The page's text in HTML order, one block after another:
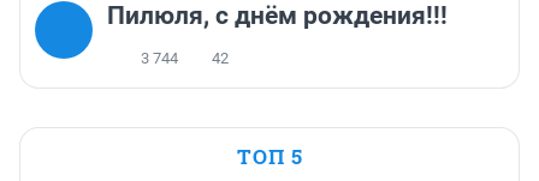
Пилюля, с днём рождения!!!
3 744 42
ТОП 5